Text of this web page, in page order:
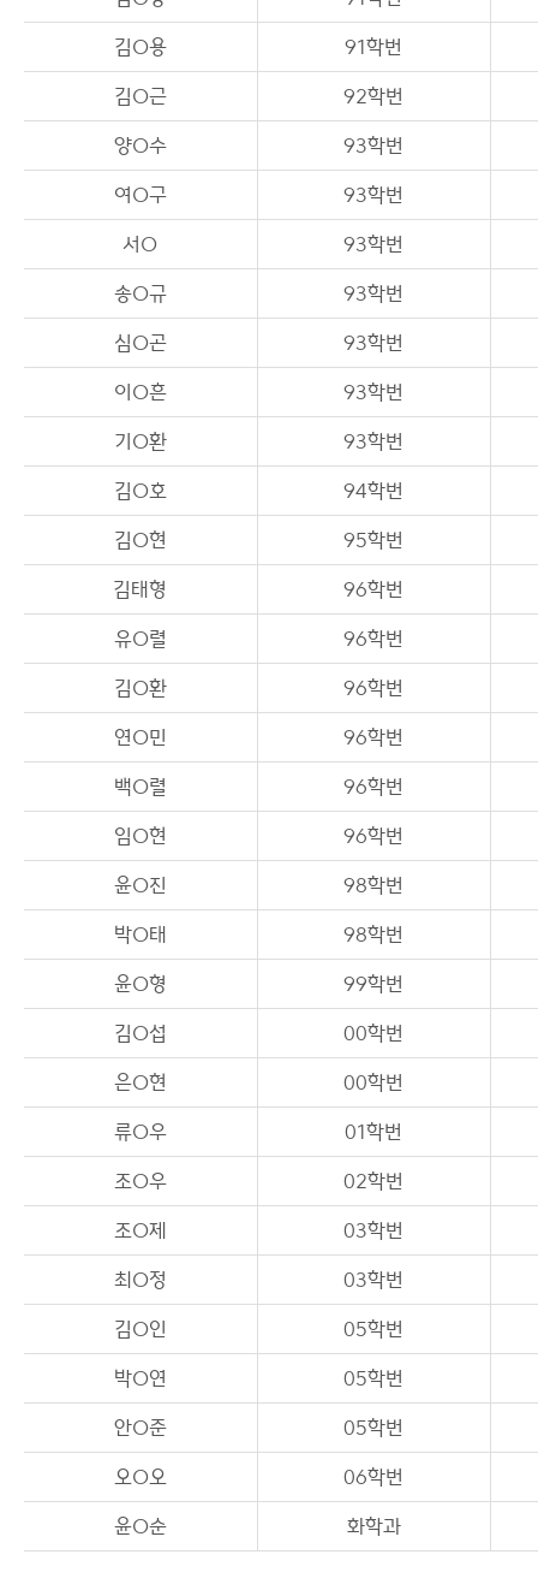
김O용
91학번
김O근
92학번
양O수
93학번
여O구
93학번
서O
93학번
송O규
93학번
심O곤
93학번
이O흔
93학번
기O환
93학번
김O호
94학번
김O현
95학번
김태형
96학번
유O렬
96학번
김O환
96학번
연O민
96학번
백O렬
96학번
임O현
96학번
윤O진
98학번
박O태
98학번
윤O형
99학번
김O섭
00학번
은O현
00학번
류O우
01학번
조O우
02학번
조O제
03학번
최O정
03학번
김O인
05학번
박O연
05학번
안O준
05학번
오O오
06학번
윤O순
화학과